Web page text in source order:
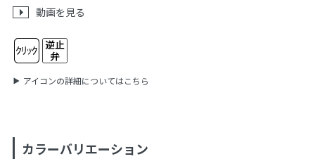
動画を見る
アイコンの詳細についてはこちら
カラーバリエーション